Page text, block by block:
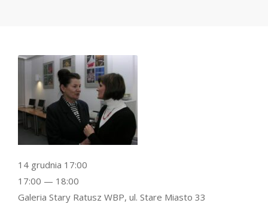
14 grudnia 17:00
17:00 — 18:00
Galeria Stary Ratusz WBP, ul. Stare Miasto 33